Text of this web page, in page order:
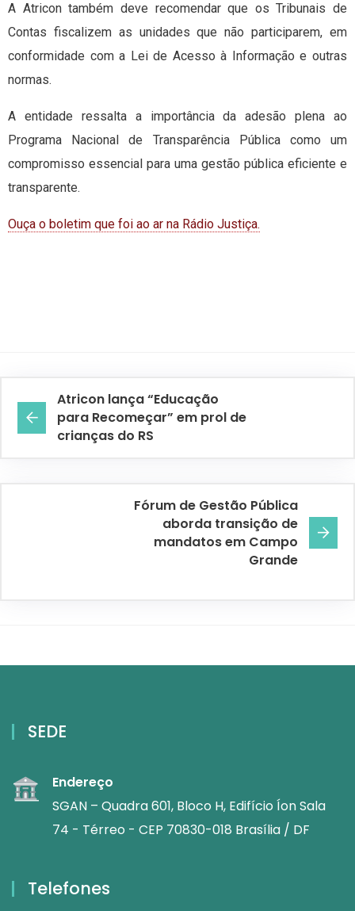
A Atricon também deve recomendar que os Tribunais de
Contas fiscalizem as unidades que não participarem, em
conformidade com a Lei de Acesso à Informação e outras
normas.
A entidade ressalta a importância da adesão plena ao
Programa Nacional de Transparência Pública como um
compromisso essencial para uma gestão pública eficiente e
transparente.
Ouça o boletim que foi ao ar na Rádio Justiça.
Atricon lança “Educação
para Recomeçar” em prol de
crianças do RS
Fórum de Gestão Pública
aborda transição de
mandatos em Campo
Grande
SEDE
Endereço
SGAN – Quadra 601, Bloco H, Edifício Íon Sala
74 - Térreo - CEP 70830-018 Brasília / DF
Telefones